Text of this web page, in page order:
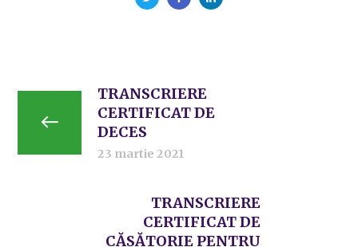
TRANSCRIERE
CERTIFICAT DE
DECES
23 martie 2021
TRANSCRIERE
CERTIFICAT DE
CĂSĂTORIE PENTRU